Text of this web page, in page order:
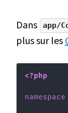
Dans app/
plus sur les
<?php
namespace